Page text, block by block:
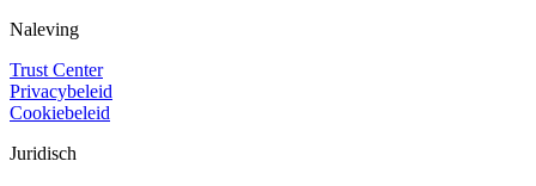
Naleving
Trust Center
Privacybeleid
Cookiebeleid
Juridisch